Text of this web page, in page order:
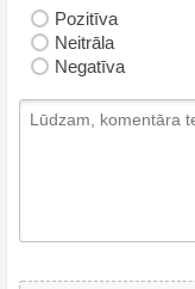
Pozitīva
Neitrāla
Negatīva